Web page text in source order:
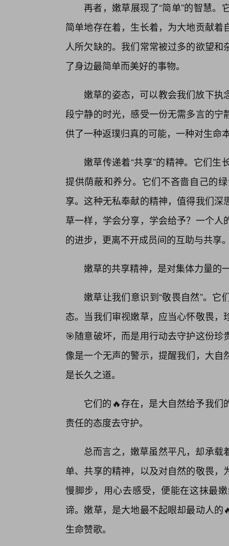
再者，嫩草展现了“简单”的智慧
简单地存在着，生长着，为大地贡献
人所欠缺的。我们常常被过多的欲望
了身边最简单而美好的事物。
嫩草的姿态，可以教会我们放下
段宁静的时光，感受一份无需多言的
供了一种返璞归真的可能，一种对生命
嫩草传递着“共享”的精神。它们
提供荫蔽和养分。它们不吝啬自己的
享。这种无私奉献的精神，值得我们
草一样，学会分享，学会给予？一个
的进步，更离不开成员间的互助与共享
嫩草的共享精神，是对集体力量的
嫩草让我们意识到“敬畏自然”。
态。当我们审视嫩草，应当心怀敬畏
🎯随意破坏，而是用行动去守护这份
像是一个无声的警示，提醒我们，大
是长久之道。
它们的🔥存在，是大自然给予我
责任的态度去守护。
总而言之，嫩草虽然平凡，却承
单、共享的精神，以及对自然的敬畏
慢脚步，用心去感受，便能在这抹最
谛。嫩草，是大地最不起眼却最动人
生命赞歌。